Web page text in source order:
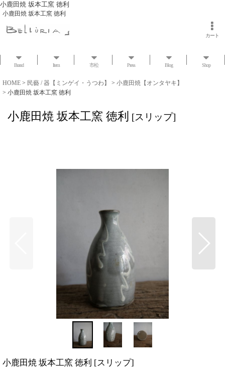
小鹿田焼 坂本工窯 徳利
小鹿田焼 坂本工窯 徳利
カート
Brand Item 市松 Press Blog Shop
HOME > 民藝 / 器【ミンゲイ・うつわ】 > 小鹿田焼【オンタヤキ】
> 小鹿田焼 坂本工窯 徳利
小鹿田焼 坂本工窯 徳利 [スリップ]
小鹿田焼 坂本工窯 徳利 [スリップ]